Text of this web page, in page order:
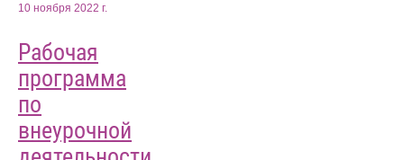
10 ноября 2022 г.
Рабочая
программа
по
внеурочной